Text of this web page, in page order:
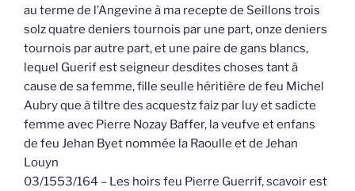
au terme de l’Angevine à ma recepte de Seillons trois
solz quatre deniers tournois par une part, onze deniers
tournois par autre part, et une paire de gans blancs,
lequel Guerif est seigneur desdites choses tant à
cause de sa femme, fille seulle héritière de feu Michel
Aubry que à tiltre des acquestz faiz par luy et sadicte
femme avec Pierre Nozay Baffer, la veufve et enfans
de feu Jehan Byet nommée la Raoulle et de Jehan
Louyn
03/1553/164 – Les hoirs feu Pierre Guerrif, scavoir est